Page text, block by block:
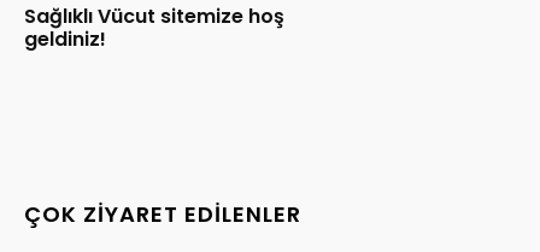
Sağlıklı Vücut sitemize hoş
geldiniz!
ÇOK ZIYARET EDILENLER